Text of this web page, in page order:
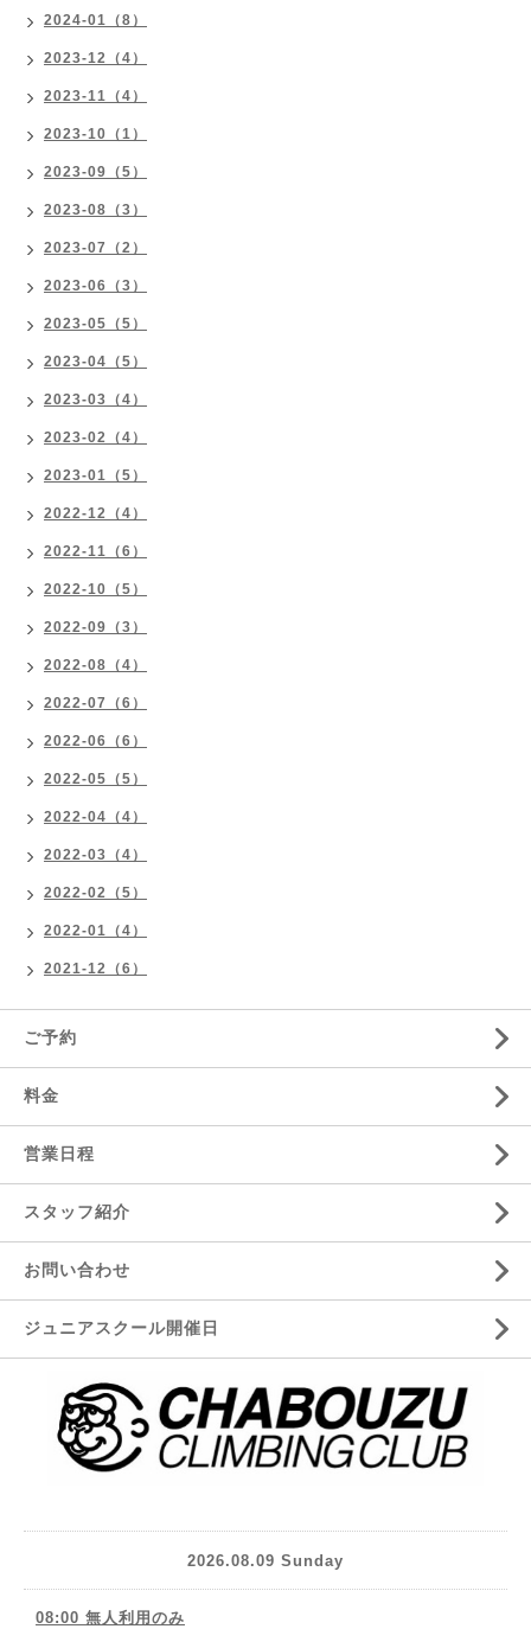
2024-01（8）
2023-12（4）
2023-11（4）
2023-10（1）
2023-09（5）
2023-08（3）
2023-07（2）
2023-06（3）
2023-05（5）
2023-04（5）
2023-03（4）
2023-02（4）
2023-01（5）
2022-12（4）
2022-11（6）
2022-10（5）
2022-09（3）
2022-08（4）
2022-07（6）
2022-06（6）
2022-05（5）
2022-04（4）
2022-03（4）
2022-02（5）
2022-01（4）
2021-12（6）
ご予約
料金
営業日程
スタッフ紹介
お問い合わせ
ジュニアスクール開催日
2026.08.09 Sunday
08:00 無人利用のみ